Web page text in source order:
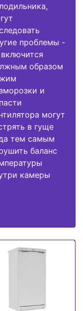
проблемы -
образом
и
могут
в гуще
тем самым
баланс
камеры